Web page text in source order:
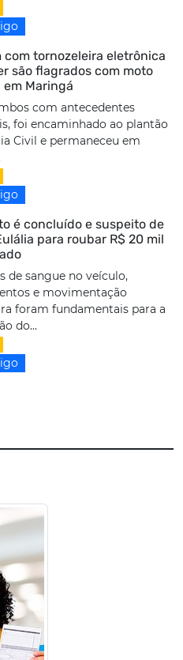
com tornozeleira eletrônica
são flagrados com moto
Maringá
com antecedentes
foi encaminhado ao plantão
Civil e permaneceu em
é concluído e suspeito de
para roubar R$ 20 mil
de sangue no veículo,
e movimentação
foram fundamentais para a
do...